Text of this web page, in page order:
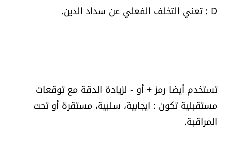
من نحن
شروط الإشتراك
D : تعني التخلف الفعلي عن سداد الدين.
تستخدم أيضا رمز + أو - لزيادة الدقة مع توقعات
مستقبلية تكون : ايجابية، سلبية، مستقرة أو تحت
المراقبة.